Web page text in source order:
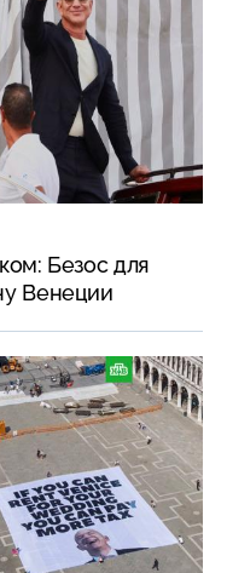
Безос для
Венеции